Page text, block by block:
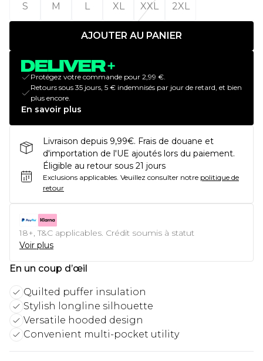
S
M L XL XXL 2XL
AJOUTER AU PANIER
Protégez votre commande pour 2,99 €.
Retours sous 35 jours, 5 € indemnisés par jour de retard, et bien
plus encore.
En savoir plus
Livraison depuis 9,99€. Frais de douane et
d'importation de l'UE ajoutés lors du paiement.
Éligible au retour sous 21 jours
Exclusions applicables. Veuillez consulter notre politique de
retour
18+, T&C applicables. Crédit soumis à statut
Voir plus
En un coup d’œil
Quilted puffer insulation
Stylish longline silhouette
Versatile hooded design
Convenient multi-pocket utility